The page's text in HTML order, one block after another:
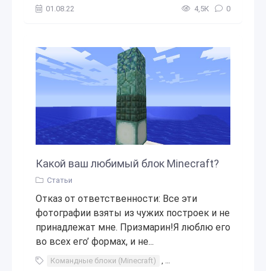
01.08.22 4,5К 0
Какой ваш любимый блок Minecraft?
Статьи
Отказ от ответственности: Все эти
фотографии взяты из чужих построек и не
принадлежат мне. Призмарин!Я люблю его
во всех его’ формах, и не...
Командные блоки (Minecraft) , Minecraft Mods 2018